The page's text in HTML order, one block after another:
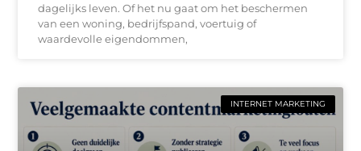
dagelijks leven. Of het nu gaat om het beschermen
van een woning, bedrijfspand, voertuig of
waardevolle eigendommen,
INTERNET MARKETING